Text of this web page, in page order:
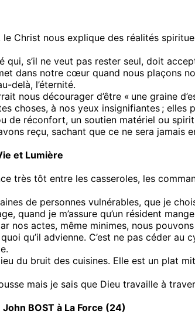
Christ nous explique des réalités
qui, s’il ne veut pas rester seul, doit
dans notre cœur quand nous plaçons
delà, l’éternité.
nous décourager d’être « une graine
choses, à nos yeux insignifiantes ;
de réconfort, un soutien matériel ou
reçu, sachant que ce ne sera
et Lumière
très tôt entre les casseroles, les
de personnes vulnérables, que je
quand je m’assure qu’un résident
actes, même minimes, nous pouvons
qu’il advienne. C’est ne pas céder
du bruit des cuisines. Elle est un plat
mais je sais que Dieu travaille à
BOST à La Force (24)